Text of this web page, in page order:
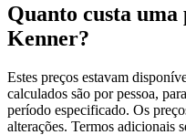
Quanto custa uma
Kenner?
Estes preços estavam
calculados são por pessoa,
período especificado. Os
alterações. Termos adicionais